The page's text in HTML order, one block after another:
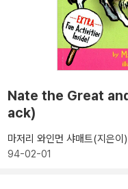
Nate the Great
ack)
마저리 와인먼 샤매트(지은이)
94-02-01